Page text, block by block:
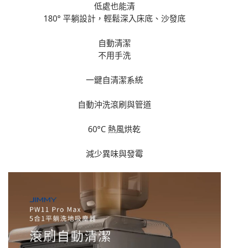
低處也能清
180° 平躺設計，輕鬆深入床底、沙發底
自動清潔
不用手洗
一鍵自清潔系統
自動沖洗滾刷與管道
60°C 熱風烘乾
減少異味與發霉